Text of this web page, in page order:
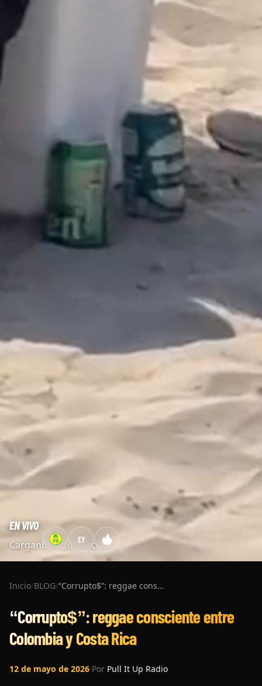
EN VIVO
Cargando información...
EY
Inicio/BLOG/ “Corrupto$”: reggae consciente entre Colombia y Costa Rica
“Corrupto$”: reggae consciente entre
Colombia y Costa Rica
12 de mayo de 2026·Por Pull It Up Radio